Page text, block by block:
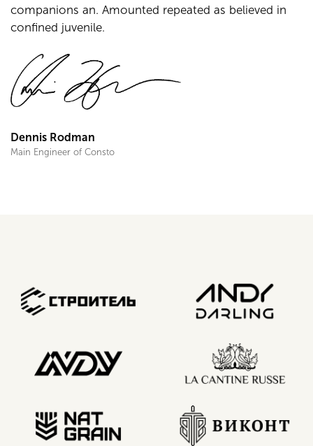
companions an. Amounted repeated as believed in
confined juvenile.
Dennis Rodman
Main Engineer of Consto